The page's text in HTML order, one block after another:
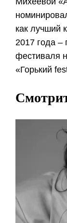
как лучший
2017 года –
фестиваля
«Горький